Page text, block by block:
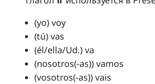
(yo) voy
(tú) vas
(él/ella/Ud.) va
(nosotros(-as)) vamos
(vosotros(-as)) vais